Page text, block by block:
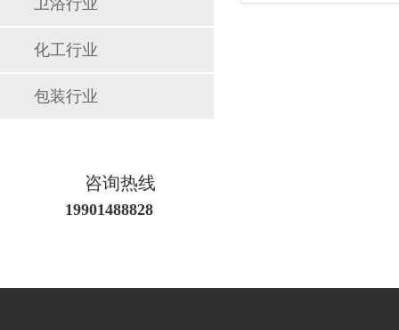
卫浴行业
化工行业
包装行业
咨询热线
19901488828